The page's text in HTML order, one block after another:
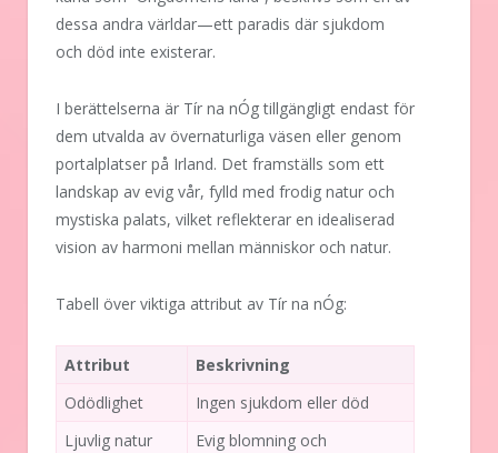
dessa andra världar—ett paradis där sjukdom
och död inte existerar.
I berättelserna är Tír na nÓg tillgängligt endast för
dem utvalda av övernaturliga väsen eller genom
portalplatser på Irland. Det framställs som ett
landskap av evig vår, fylld med frodig natur och
mystiska palats, vilket reflekterar en idealiserad
vision av harmoni mellan människor och natur.
Tabell över viktiga attribut av Tír na nÓg:
Attribut
Beskrivning
Odödlighet
Ingen sjukdom eller död
Ljuvlig natur
Evig blomning och